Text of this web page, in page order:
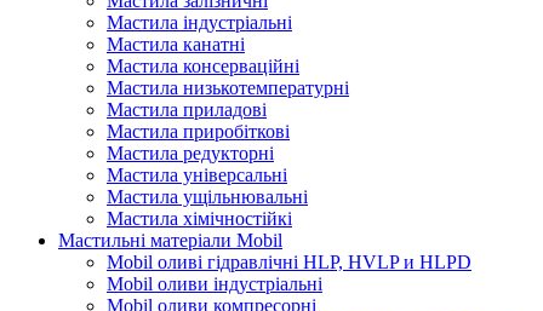
Мастила індустріальні
Мастила канатні
Мастила консерваційні
Мастила низькотемпературні
Мастила приладові
Мастила приробіткові
Мастила редукторні
Мастила універсальні
Мастила ущільнювальні
Мастила хімічностійкі
Мастильні матеріали Mobil
Mobil оливі гідравлічні HLP, HVLP и HLPD
Mobil оливи індустріальні
Mobil оливи компресорні